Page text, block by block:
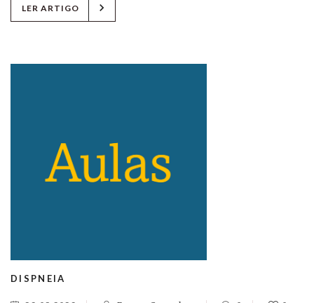
LER ARTIGO chevron_right
DISPNEIA